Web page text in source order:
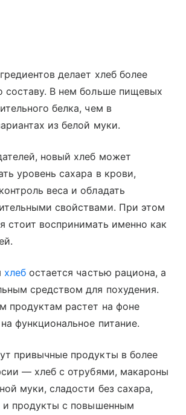
делает хлеб более
В нем больше пищевых
белка, чем в
из белой муки.
новый хлеб может
уровень сахара в крови,
веса и обладать
свойствами. При этом
стоит воспринимать именно как
хлебостается частью рациона, а
средством для похудения.
продуктам растет на фоне
функциональное питание.
привычные продукты в более
— хлеб с отрубями, макароны
муки, сладости без сахара,
и продукты с повышенным